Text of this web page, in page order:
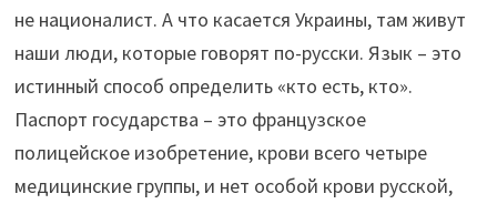
не националист. А что касается Украины, там живут
наши люди, которые говорят по-русски. Язык – это
истинный способ определить «кто есть, кто».
Паспорт государства – это французское
полицейское изобретение, крови всего четыре
медицинские группы, и нет особой крови русской,